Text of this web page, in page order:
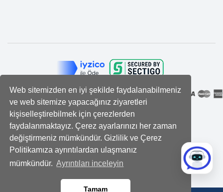
Web sitemizden en iyi şekilde faydalanabilmeniz
ve web sitemize yapacağınız ziyaretleri
kişiselleştirebilmek için çerezlerden
faydalanmaktayız. Çerez ayarlarınızı her zaman
değiştirmeniz mümkündür. Gizlilik ve Çerez
Politikamıza ayrıntılardan ulaşmanız
mümkündür. Ayrıntıları inceleyin
Tamam